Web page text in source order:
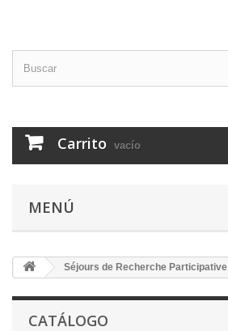
Carrito vacío
MENÚ
Séjours de Recherche Participative
CATÁLOGO